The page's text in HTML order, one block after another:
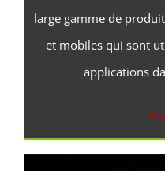
large gamme de
et mobiles qui sont
applications